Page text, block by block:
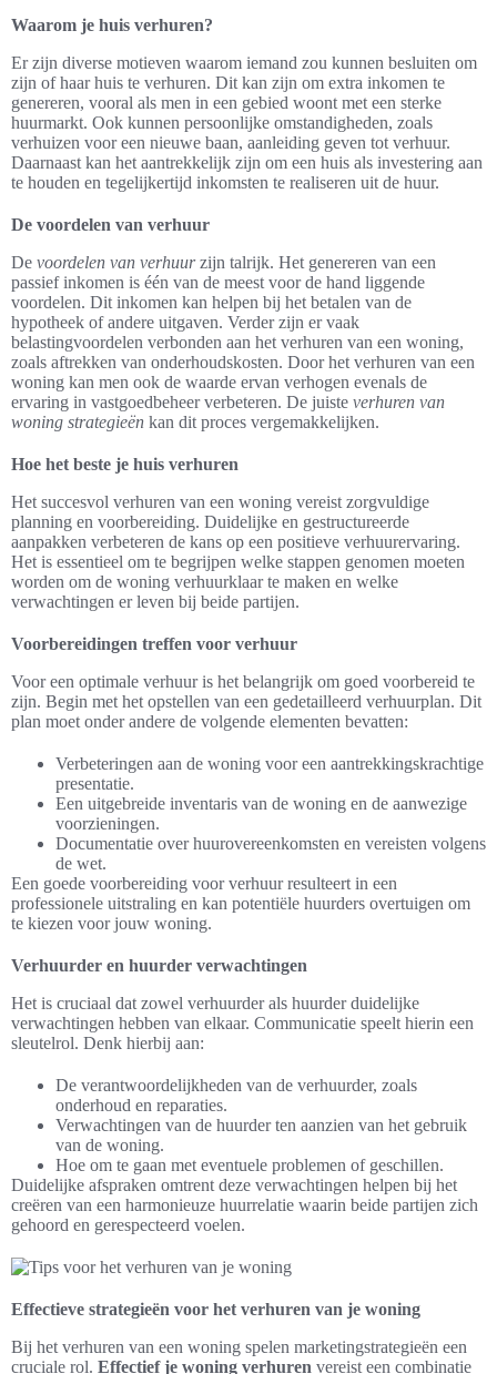
Waarom je huis verhuren?
Er zijn diverse motieven waarom iemand zou kunnen besluiten om
zijn of haar huis te verhuren. Dit kan zijn om extra inkomen te
genereren, vooral als men in een gebied woont met een sterke
huurmarkt. Ook kunnen persoonlijke omstandigheden, zoals
verhuizen voor een nieuwe baan, aanleiding geven tot verhuur.
Daarnaast kan het aantrekkelijk zijn om een huis als investering aan
te houden en tegelijkertijd inkomsten te realiseren uit de huur.
De voordelen van verhuur
De voordelen van verhuurzijn talrijk. Het genereren van een
passief inkomen is één van de meest voor de hand liggende
voordelen. Dit inkomen kan helpen bij het betalen van de
hypotheek of andere uitgaven. Verder zijn er vaak
belastingvoordelen verbonden aan het verhuren van een woning,
zoals aftrekken van onderhoudskosten. Door het verhuren van een
woning kan men ook de waarde ervan verhogen evenals de
ervaring in vastgoedbeheer verbeteren. De juiste verhuren van
woning strategieën kan dit proces vergemakkelijken.
Hoe het beste je huis verhuren
Het succesvol verhuren van een woning vereist zorgvuldige
planning en voorbereiding. Duidelijke en gestructureerde
aanpakken verbeteren de kans op een positieve verhuurervaring.
Het is essentieel om te begrijpen welke stappen genomen moeten
worden om de woning verhuurklaar te maken en welke
verwachtingen er leven bij beide partijen.
Voorbereidingen treffen voor verhuur
Voor een optimale verhuur is het belangrijk om goed voorbereid te
zijn. Begin met het opstellen van een gedetailleerd verhuurplan. Dit
plan moet onder andere de volgende elementen bevatten:
Verbeteringen aan de woning voor een aantrekkingskrachtige
presentatie.
Een uitgebreide inventaris van de woning en de aanwezige
voorzieningen.
Documentatie over huurovereenkomsten en vereisten volgens
de wet.
Een goede voorbereiding voor verhuur resulteert in een
professionele uitstraling en kan potentiële huurders overtuigen om
te kiezen voor jouw woning.
Verhuurder en huurder verwachtingen
Het is cruciaal dat zowel verhuurder als huurder duidelijke
verwachtingen hebben van elkaar. Communicatie speelt hierin een
sleutelrol. Denk hierbij aan:
De verantwoordelijkheden van de verhuurder, zoals
onderhoud en reparaties.
Verwachtingen van de huurder ten aanzien van het gebruik
van de woning.
Hoe om te gaan met eventuele problemen of geschillen.
Duidelijke afspraken omtrent deze verwachtingen helpen bij het
creëren van een harmonieuze huurrelatie waarin beide partijen zich
gehoord en gerespecteerd voelen.
Effectieve strategieën voor het verhuren van je woning
Bij het verhuren van een woning spelen marketingstrategieën een
cruciale rol. Effectief je woning verhuren vereist een combinatie